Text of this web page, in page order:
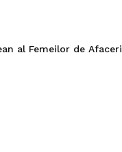
al Femeilor de Afaceri